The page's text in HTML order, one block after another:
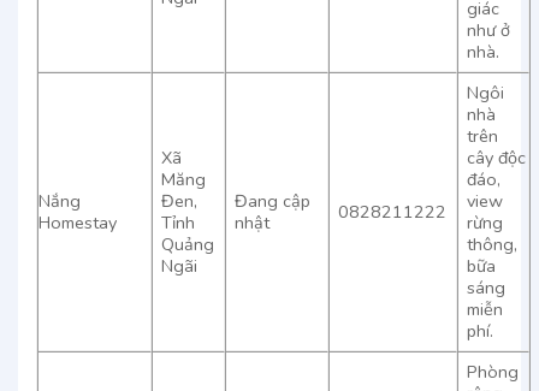
giác
như ở
nhà.
Nắng
Homestay
Xã
Măng
Đen,
Tỉnh
Quảng
Ngãi
Đang cập
nhật
0828211222
Ngôi
nhà
trên
cây độc
đáo,
view
rừng
thông,
bữa
sáng
miễn
phí.
Phòng